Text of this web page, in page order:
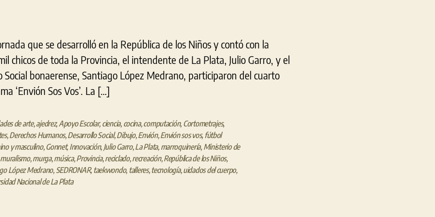
que se desarrolló en la República de los Niños y contó con la
chicos de toda la Provincia, el intendente de La Plata, Julio Garro, y el
Social bonaerense, Santiago López Medrano, participaron del cuarto
‘Envión Sos Vos’. La […]
de arte,ajedrez,Apoyo Escolar,ciencia, cocina,computación, Cortometrajes,
,Derechos Humanos,Desarrollo Social,Dibujo,Envión,Envión sos vos, fútbol
y masculino,Gonnet,Innovación, Julio Garro,La Plata, marroquinería, Ministerio de
muralismo,murga,música,Provincia,reciclado,recreación,República de los Niños,
López Medrano,SEDRONAR, taekwondo, talleres, tecnología,uidados del cuerpo,
Nacional de La Plata